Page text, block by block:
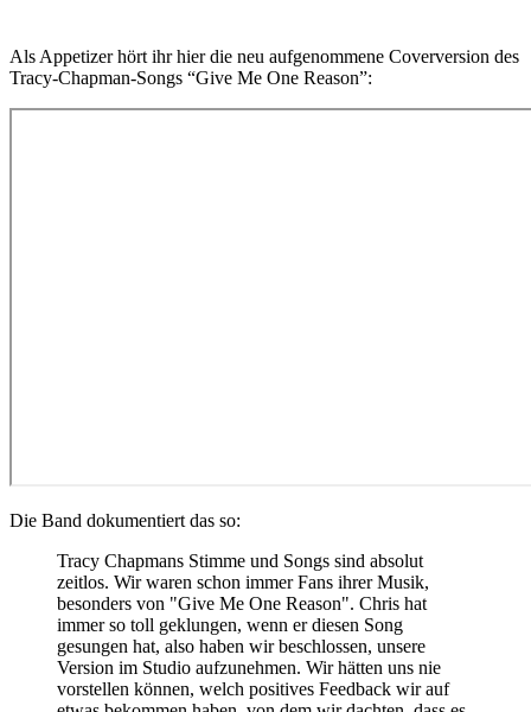
Als Appetizer hört ihr hier die neu aufgenommene Coverversion des
Tracy-Chapman-Songs “Give Me One Reason”:
Die Band dokumentiert das so:
Tracy Chapmans Stimme und Songs sind absolut
zeitlos. Wir waren schon immer Fans ihrer Musik,
besonders von "Give Me One Reason". Chris hat
immer so toll geklungen, wenn er diesen Song
gesungen hat, also haben wir beschlossen, unsere
Version im Studio aufzunehmen. Wir hätten uns nie
vorstellen können, welch positives Feedback wir auf